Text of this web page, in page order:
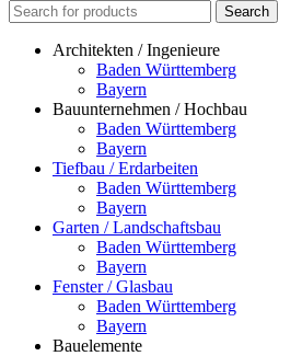
Search
Architekten / Ingenieure
Baden Württemberg
Bayern
Bauunternehmen / Hochbau
Baden Württemberg
Bayern
Tiefbau / Erdarbeiten
Baden Württemberg
Bayern
Garten / Landschaftsbau
Baden Württemberg
Bayern
Fenster / Glasbau
Baden Württemberg
Bayern
Bauelemente